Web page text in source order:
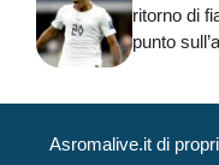
ritorno di
punto
Asromalive.it di